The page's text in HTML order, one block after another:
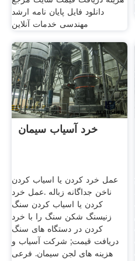
دانلود فایل پایان نامه ارشد
مهندسی خدمات آنلاین
خرد آسیاب سیمان
عمل خرد کردن یا اسیاب کردن
ناخن جداگانه زباله .عمل خرد
کردن یا اسیاب کردن سنگ
زنیسنگ شکن سنگ را با خرد
کردن در دستگاه های سنگ
دریافت قیمت; شرکت آسیاب و
هزینه های لجن سیمان. فرعی